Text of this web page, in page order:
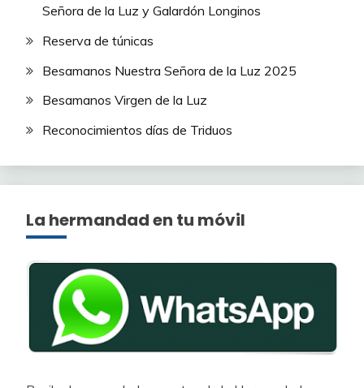
Señora de la Luz y Galardón Longinos
Reserva de túnicas
Besamanos Nuestra Señora de la Luz 2025
Besamanos Virgen de la Luz
Reconocimientos días de Triduos
La hermandad en tu móvil